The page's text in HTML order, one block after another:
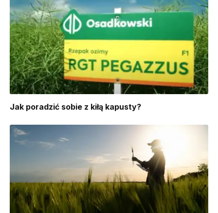
​Jak poradzić sobie z kiłą kapusty?